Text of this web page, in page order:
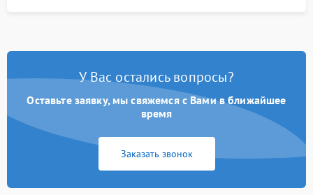
У Вас остались вопросы?
Оставьте заявку, мы свяжемся с Вами в ближайшее
время
Заказать звонок